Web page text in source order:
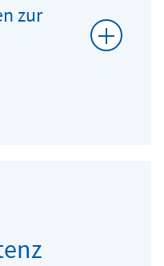
zur